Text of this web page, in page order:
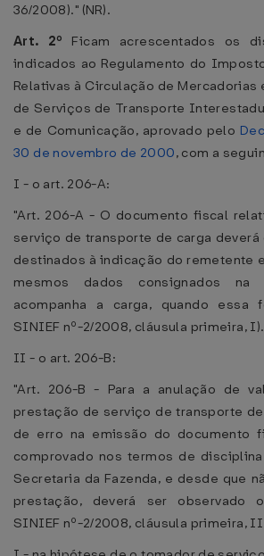
36/2008)." (NR).
Art. 2º Ficam acrescentados os
indicados ao Regulamento do
Relativas à Circulação de
de Serviços de Transporte
e de Comunicação, aprovado pelo
30 de novembro de 2000, com a
I - o art. 206-A:
"Art. 206-A - O documento fiscal
serviço de transporte de carga
destinados à indicação do remetente
mesmos dados consignados
acompanha a carga, quando essa
SINIEF nº-2/2008, cláusula primeira,
II - o art. 206-B:
"Art. 206-B - Para a anulação de
prestação de serviço de transporte
de erro na emissão do documento
comprovado nos termos de
Secretaria da Fazenda, e desde que
prestação, deverá ser observado
SINIEF nº-2/2008, cláusula primeira,